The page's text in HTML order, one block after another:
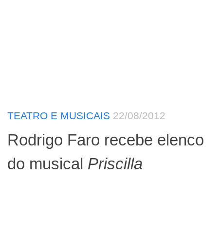
TEATRO E MUSICAIS 22/08/2012
Rodrigo Faro recebe elenco
do musical Priscilla